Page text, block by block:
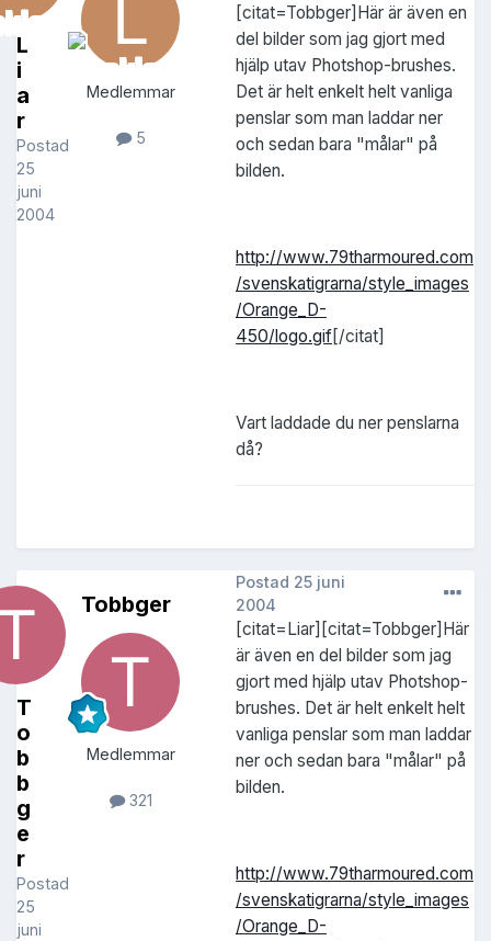
L
i
a
r
Postad
25
juni
2004
Medlemmar
5
[citat=Tobbger]Här är även en
del bilder som jag gjort med
hjälp utav Photshop-brushes.
Det är helt enkelt helt vanliga
penslar som man laddar ner
och sedan bara "målar" på
bilden.
http://www.79tharmoured.com
/svenskatigrarna/style_images
/Orange_D-
450/logo.gif[/citat]
Vart laddade du ner penslarna
då?
T
o
b
b
g
e
r
Postad
25
juni
Tobbger
Medlemmar
321
Postad 25 juni
2004
[citat=Liar][citat=Tobbger]Här
är även en del bilder som jag
gjort med hjälp utav Photshop-
brushes. Det är helt enkelt helt
vanliga penslar som man laddar
ner och sedan bara "målar" på
bilden.
http://www.79tharmoured.com
/svenskatigrarna/style_images
/Orange_D-